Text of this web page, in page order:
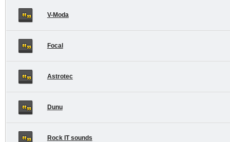
V-Moda
Focal
Astrotec
Dunu
Rock IT sounds